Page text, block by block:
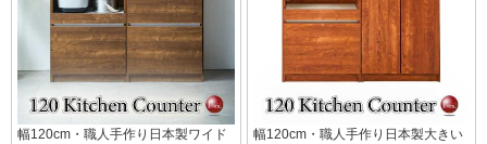
幅120cm・職人手作り日本製ワイド
幅120cm・職人手作り日本製大きい